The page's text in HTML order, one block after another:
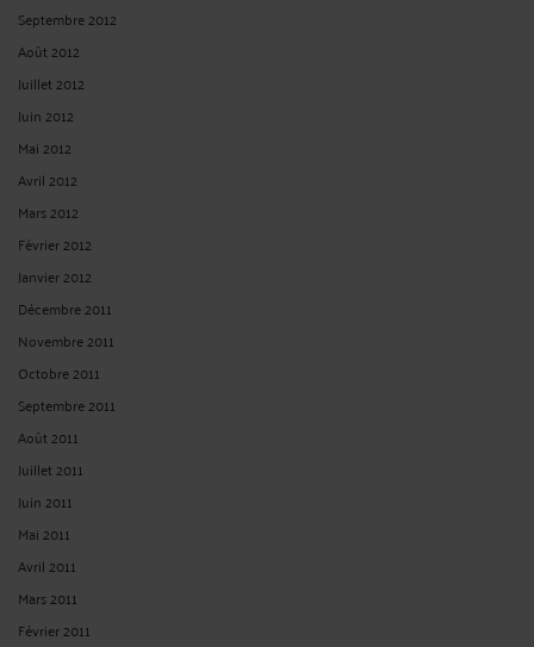
Septembre 2012
Août 2012
Juillet 2012
Juin 2012
Mai 2012
Avril 2012
Mars 2012
Février 2012
Janvier 2012
Décembre 2011
Novembre 2011
Octobre 2011
Septembre 2011
Août 2011
Juillet 2011
Juin 2011
Mai 2011
Avril 2011
Mars 2011
Février 2011